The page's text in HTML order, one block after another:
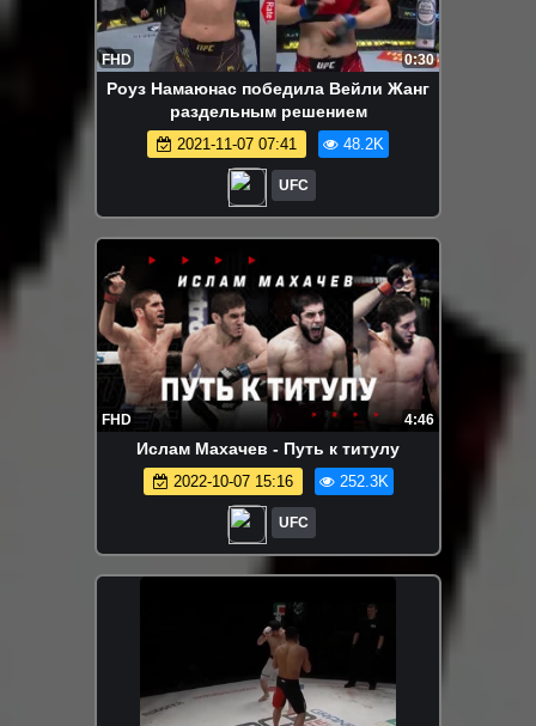
FHD 0:30
Роуз Намаюнас победила Вейли Жанг
раздельным решением
2021-11-07 07:41 48.2K
UFC
FHD 4:46
Ислам Махачев - Путь к титулу
2022-10-07 15:16 252.3K
UFC